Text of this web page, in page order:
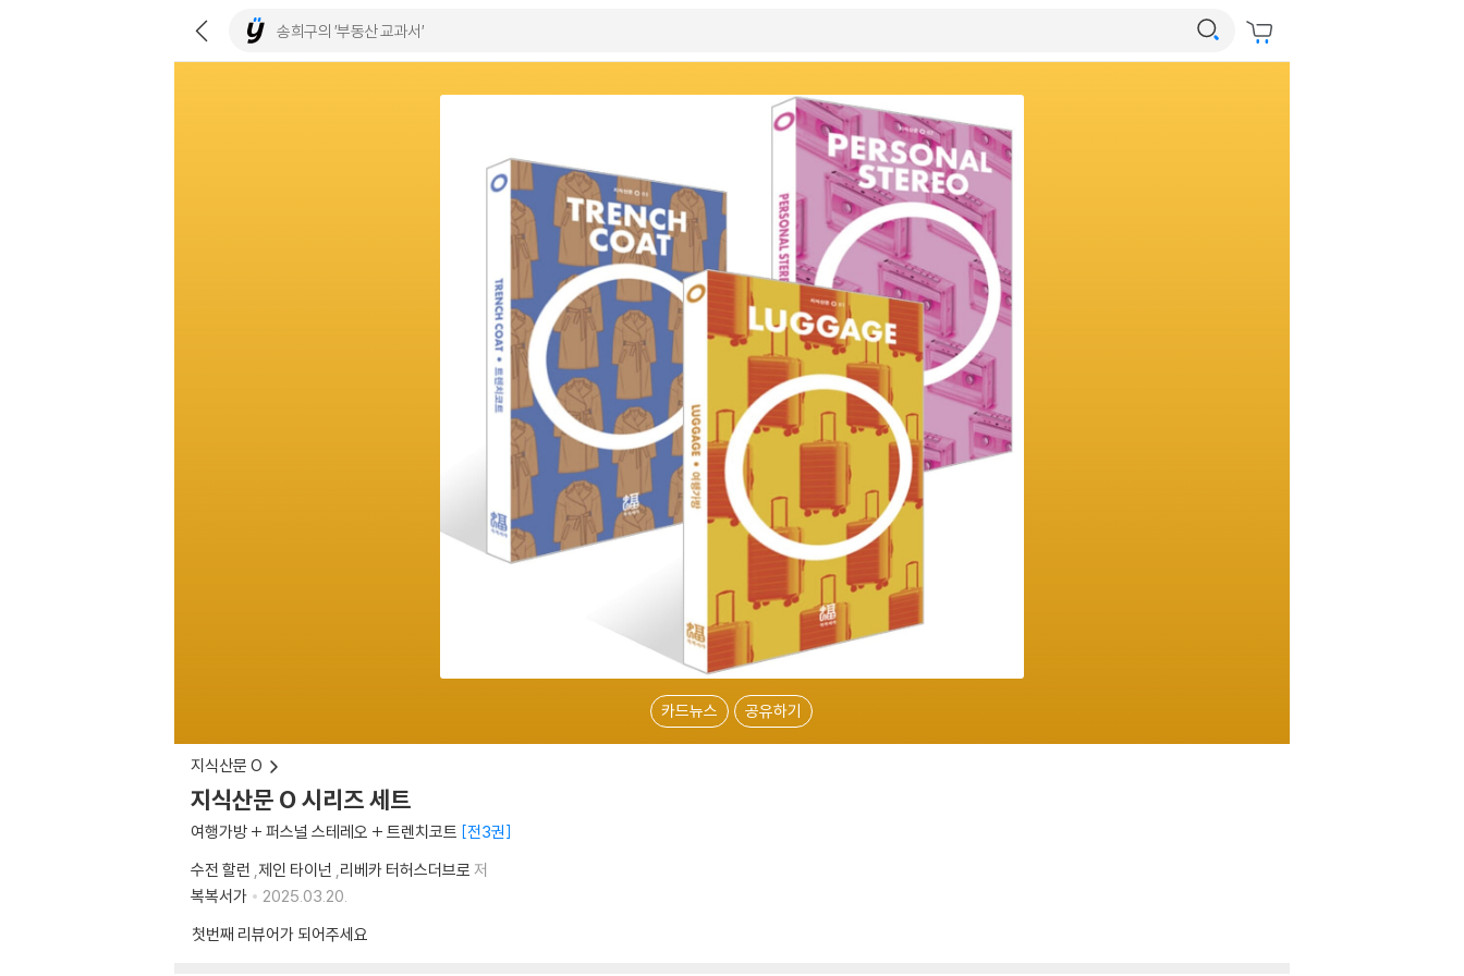
카드뉴스 공유하기
지식산문 O
지식산문 O 시리즈 세트
여행가방 + 퍼스널 스테레오 + 트렌치코트 전3권
수전 할런 ,제인 타이넌 ,리베카 터허스더브로 저
복복서가
2025.03.20.
첫번째 리뷰어가 되어주세요